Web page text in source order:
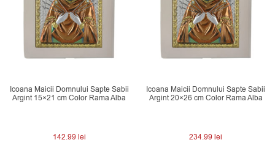
Icoana Maicii Domnului Sapte Sabii
Argint 15×21 cm Color Rama Alba
142.99lei
Icoana Maicii Domnului Sapte Sabii
Argint 20×26 cm Color Rama Alba
234.99lei